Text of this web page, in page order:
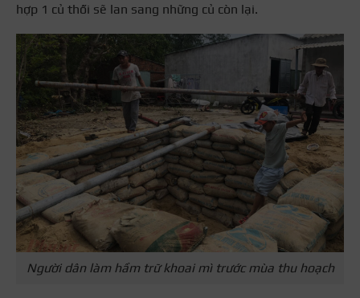
hợp 1 củ thối sẽ lan sang những củ còn lại.
Người dân làm hầm trữ khoai mì trước mùa thu hoạch